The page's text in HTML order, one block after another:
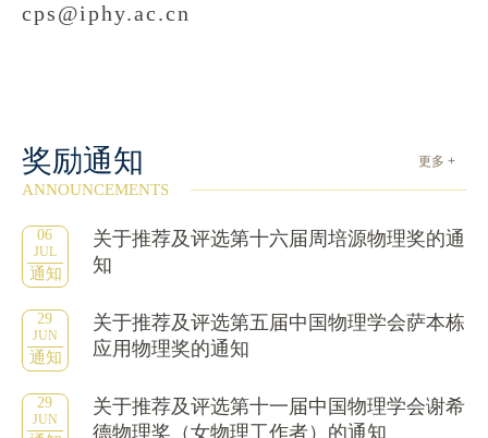
cps@iphy.ac.cn
奖励通知 更多 +
ANNOUNCEMENTS
06
JUL
通知
关于推荐及评选第十六届周培源物理奖的通
知
29
JUN
通知
关于推荐及评选第五届中国物理学会萨本栋
应用物理奖的通知
29
JUN
关于推荐及评选第十一届中国物理学会谢希
德物理奖（女物理工作者）的通知